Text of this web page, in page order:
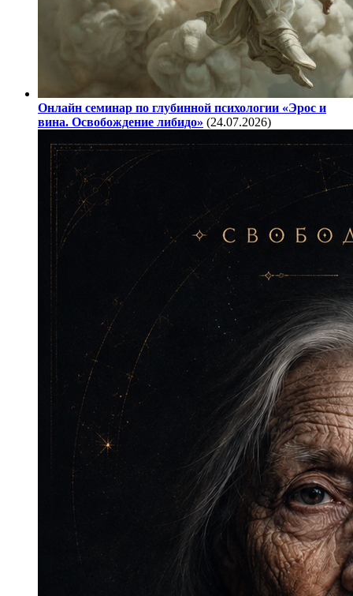
Онлайн семинар по глубинной психологии «Эрос и
вина. Освобождение либидо» (24.07.2026)